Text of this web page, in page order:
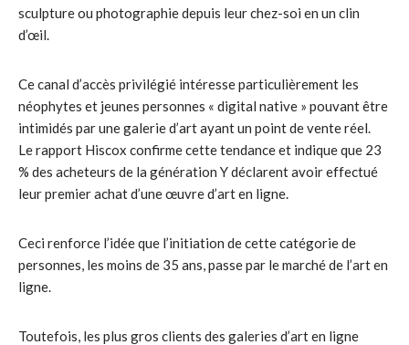
sculpture ou photographie depuis leur chez-soi en un clin
d’œil.
Ce canal d’accès privilégié intéresse particulièrement les
néophytes et jeunes personnes « digital native » pouvant être
intimidés par une galerie d’art ayant un point de vente réel.
Le rapport Hiscox confirme cette tendance et indique que 23
% des acheteurs de la génération Y déclarent avoir effectué
leur premier achat d’une œuvre d’art en ligne.
Ceci renforce l’idée que l’initiation de cette catégorie de
personnes, les moins de 35 ans, passe par le marché de l’art en
ligne.
Toutefois, les plus gros clients des galeries d’art en ligne